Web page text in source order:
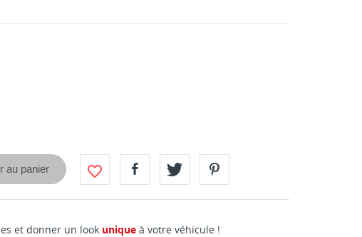
au panier favorite_border
et donner un look unique à votre véhicule !